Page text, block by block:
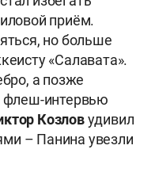
приём.
но больше
«Салавата».
а позже
флеш-интервью
Козловудивил
– Панина увезли